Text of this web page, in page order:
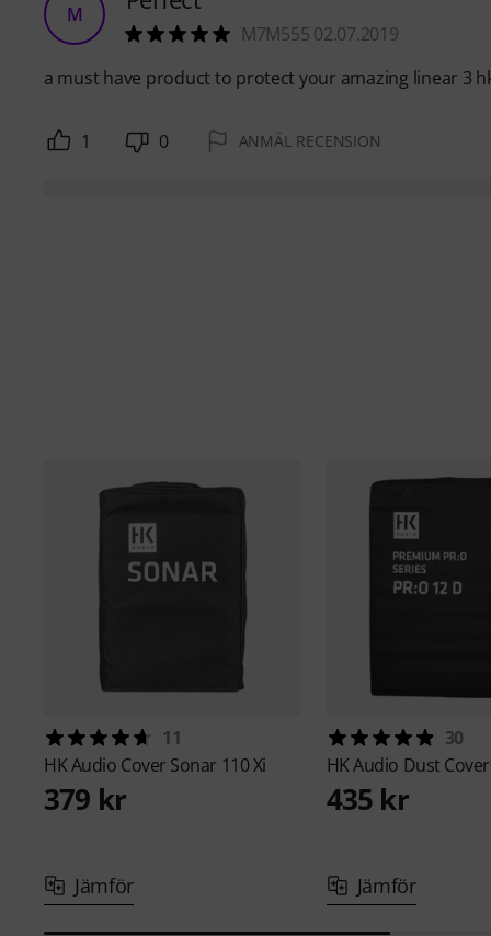
M
M7M555 02.07.2019
a must have product to protect your amazing linear 3
1 0 ANMÄL RECENSION
11
HK Audio Cover Sonar 110 Xi
379 kr
Jämför
30
HK Audio Dust
435 kr
Jämför